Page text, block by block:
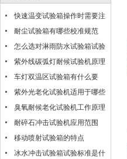
快速温变试验箱操作时需要注
意什么？
耐尘试验箱有哪些校准规范
怎么选对淋雨防水试验箱试验
条件
紫外线碳弧灯耐候试验机原理
是什么
车灯双温区试验箱有什么要
求？
紫外光老化试验机适用于哪些
材料的测试评估
臭氧耐候老化试验机工作原理
耐碎石冲击试验机应用范围
移动喷射试验箱的特点
冰水冲击试验箱试验标准是什